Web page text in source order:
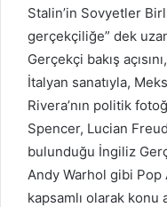
Stalin’in Sovyetler
gerçekçiliğe” dek
Gerçekçi bakış
İtalyan sanatıyla,
Rivera’nın politik
Spencer, Lucian
bulunduğu İngiliz
Andy Warhol gibi Pop
kapsamlı olarak konu